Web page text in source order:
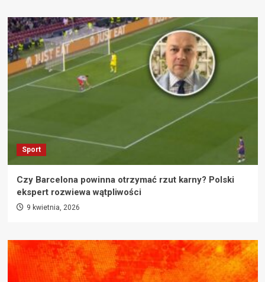
Sport
Czy Barcelona powinna otrzymać rzut karny? Polski
ekspert rozwiewa wątpliwości
9 kwietnia, 2026